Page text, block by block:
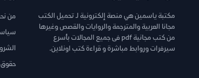
مكتبة ياسمين هي منصة إلكترونية لـ تحميل الكتب
مجانا العربية والمترجمة والروايات والقصص وغيرها
من كتب مجانية pdf فى جميع المجالات بأسرع
سيرفرات وروابط مباشرة و قراءة كتب اونلاين.
من
حقوق